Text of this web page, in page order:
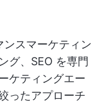
ンスマーケティン
グ、SEO を専門
ケティングエー
ったアプローチ